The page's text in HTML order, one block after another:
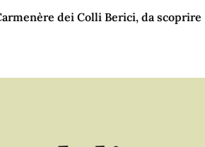
dei Colli Berici, da scoprire